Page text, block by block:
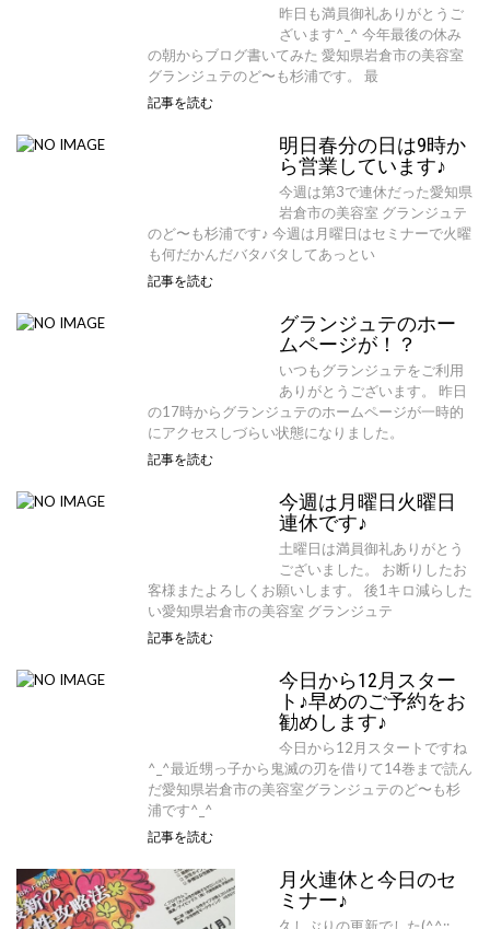
昨日も満員御礼ありがとうご
ざいます^_^ 今年最後の休み
の朝からブログ書いてみた 愛知県岩倉市の美容室
グランジュテのど〜も杉浦です。 最
記事を読む
明日春分の日は9時か
ら営業しています♪
今週は第3で連休だった愛知県
岩倉市の美容室 グランジュテ
のど〜も杉浦です♪ 今週は月曜日はセミナーで火曜
も何だかんだバタバタしてあっとい
記事を読む
グランジュテのホー
ムページが！？
いつもグランジュテをご利用
ありがとうございます。 昨日
の17時からグランジュテのホームページが一時的
にアクセスしづらい状態になりました。
記事を読む
今週は月曜日火曜日
連休です♪
土曜日は満員御礼ありがとう
ございました。 お断りしたお
客様またよろしくお願いします。 後1キロ減らした
い愛知県岩倉市の美容室 グランジュテ
記事を読む
今日から12月スター
ト♪早めのご予約をお
勧めします♪
今日から12月スタートですね
^_^最近甥っ子から鬼滅の刃を借りて14巻まで読ん
だ愛知県岩倉市の美容室グランジュテのど〜も杉
浦です^_^
記事を読む
月火連休と今日のセ
ミナー♪